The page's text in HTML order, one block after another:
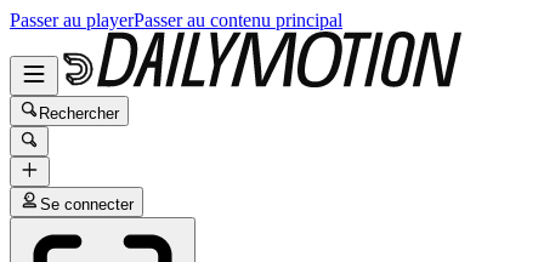
Passer au playerPasser au contenu principal
Rechercher
Se connecter